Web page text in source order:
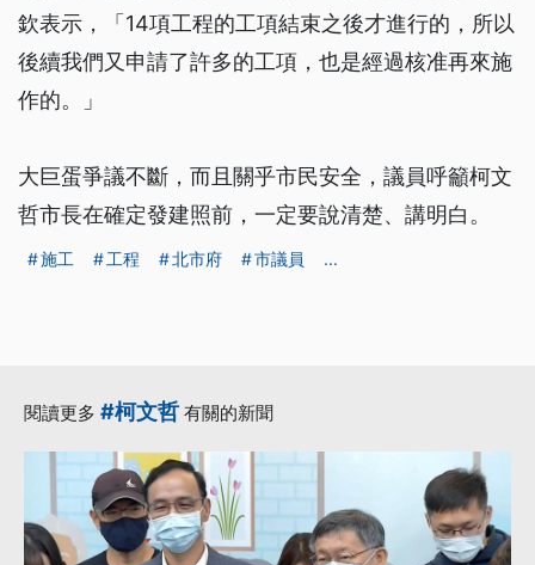
欽表示，「14項工程的工項結束之後才進行的，所以
後續我們又申請了許多的工項，也是經過核准再來施
作的。」
大巨蛋爭議不斷，而且關乎市民安全，議員呼籲柯文
哲市長在確定發建照前，一定要說清楚、講明白。
施工 工程 北市府 市議員 ...
閱讀更多 #柯文哲 有關的新聞